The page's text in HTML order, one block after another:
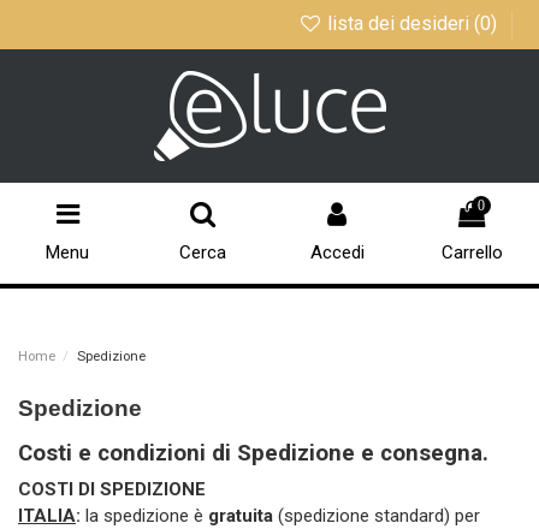
lista dei desideri (0)
Menu Cerca Accedi
0
Carrello
Home Spedizione
Spedizione
Costi e condizioni di Spedizione e consegna.
COSTI DI SPEDIZIONE
ITALIA: la spedizione è gratuita (spedizione standard) per